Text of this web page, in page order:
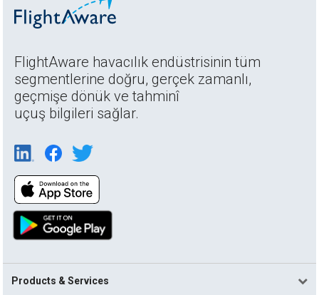
FlightAware havacılık endüstrisinin tüm
segmentlerine doğru, gerçek zamanlı,
geçmişe dönük ve tahminî
uçuş bilgileri sağlar.
Products & Services